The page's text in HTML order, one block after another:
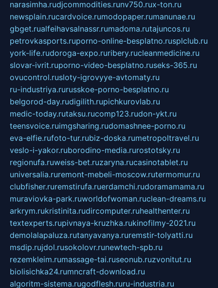
narasimha.rudjcommodities.runv750.rux-ton.ru
newsplain.rucardvoice.rumodopaper.rumanunae.ru
gbget.rualfeihavsalnassr.rumadoma.rutajuncos.ru
petrovkasports.ruporno-online-besplatno.rusplclub.ru
york-life.rudoroga-expo.ruribery.rucleanmedicine.ru
slovar-ivrit.ruporno-video-besplatno.ruseks-365.ru
ovucontrol.rusloty-igrovyye-avtomaty.ru
ru-industriya.rurusskoe-porno-besplatno.ru
belgorod-day.rudigilith.rupichkurovlab.ru
medic-today.rutaksu.rucomp123.rudon-ykt.ru
teensvoice.ruimgsharing.rudomashnee-porno.ru
eva-elfie.rufoto-tur.rubiz-doska.rumetropoltravel.ru
veslo-i-yakor.ruborodino-media.rurostotsky.ru
regionufa.ruweiss-bet.ruzaryna.rucasinotablet.ru
universalia.ruremont-mebeli-moscow.rutermomur.ru
clubfisher.ruremstirufa.ruerdamchi.rudoramamama.ru
muraviovka-park.ruworldofwoman.ruclean-dreams.ru
arkrym.rukristinita.rudircomputer.ruhealthenter.ru
textexperts.rupivnaya-kruzhka.rukinofilmy-2021.ru
demolalapaluza.rutanyavanya.ruremstir-tolyatti.ru
msdip.rujdol.rusokolovr.runewtech-spb.ru
rezemkleim.rumassage-tai.ruseonub.ruzvonitut.ru
biolisichka24.rumncraft-download.ru
algoritm-sistema.rugodflesh.ruru-industria.ru